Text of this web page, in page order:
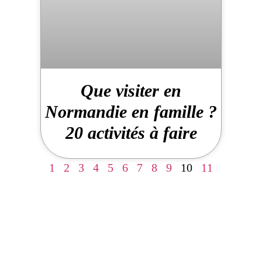
Que visiter en
Normandie en famille ?
20 activités à faire
1 2 3 4 5 6 7 8 9 10 11